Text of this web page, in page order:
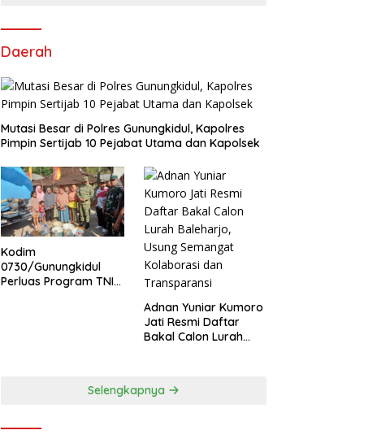
Daerah
Mutasi Besar di Polres Gunungkidul, Kapolres
Pimpin Sertijab 10 Pejabat Utama dan Kapolsek
Kodim
0730/Gunungkidul
Perluas Program TNI
Adnan Yuniar Kumoro
Jati Resmi Daftar
Bakal Calon Lurah
Selengkapnya